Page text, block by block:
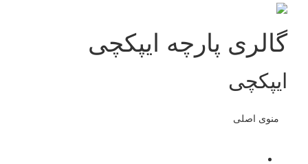
گالری پارچه ایپکچی
ایپکچی
منوی اصلی